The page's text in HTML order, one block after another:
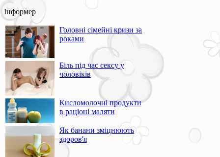
Інформер
Головні сімейні кризи за
роками
Біль під час сексу у
чоловіків
Кисломолочні продукти
в раціоні маляти
Як банани зміцнюють
здоров'я